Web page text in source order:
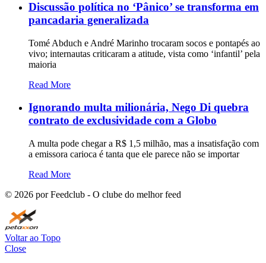
Discussão política no ‘Pânico’ se transforma em
pancadaria generalizada
Tomé Abduch e André Marinho trocaram socos e pontapés ao
vivo; internautas criticaram a atitude, vista como ‘infantil’ pela
maioria
Read More
Ignorando multa milionária, Nego Di quebra
contrato de exclusividade com a Globo
A multa pode chegar a R$ 1,5 milhão, mas a insatisfação com
a emissora carioca é tanta que ele parece não se importar
Read More
© 2026 por Feedclub - O clube do melhor feed
Voltar ao Topo
Close